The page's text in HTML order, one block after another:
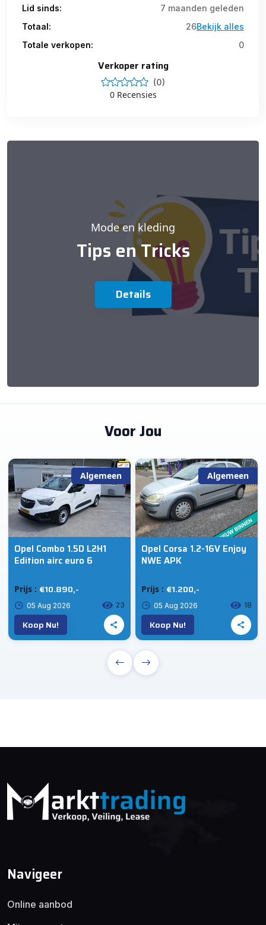
Lid sinds:
7 maanden geleden
Totaal:
26Bekijk alles
Totale verkopen:
0
Verkoper rating
(0)
0 Recensies
Mode en kleding
Tips en Tricks
Details
Voor Jou
Algemeen
Opel Combo 1.5D L2H1
Edition airc euro 6
Prijs : €10.890,-
05 Aug 2026 23
Koop Nu!
Algemeen
Opel Corsa 1.2-16V Enjoy
NWE APK
Prijs : €1.200,-
05 Aug 2026 18
Koop Nu!
Navigeer
Online aanbod